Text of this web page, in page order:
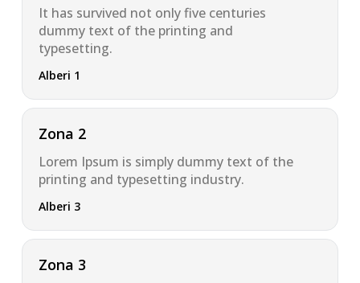
It has survived not only five centuries
dummy text of the printing and
typesetting.
Alberi 1
Zona 2
Lorem Ipsum is simply dummy text of the
printing and typesetting industry.
Alberi 3
Zona 3